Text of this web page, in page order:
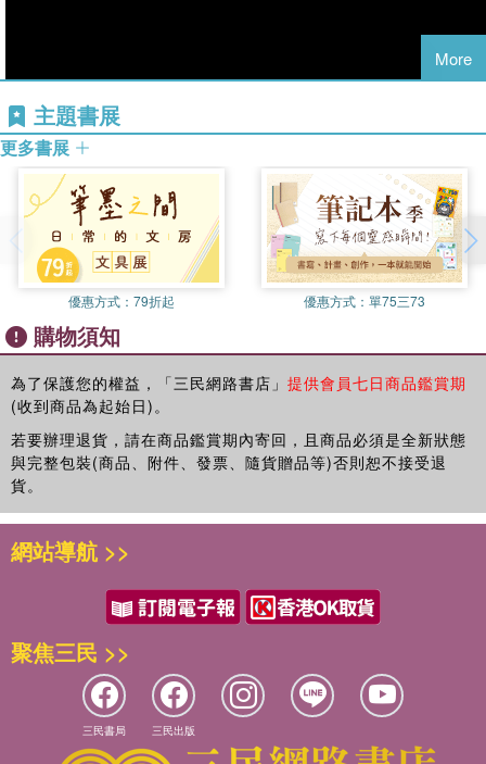
系列：For Kids
款式：繩畫
材質：和紙、膠
商品規格：15mm×7m
包裝規格：H15×W40mm(測量有±2mm誤差值)
數量：1入
產地：日本
適用年齡：九歲以上
用途：個人DIY、美術教材、家居裝飾、商場及會場布置
More
主題書展
更多書展
優惠方式： 79折起 優惠方式： 單75三73
購物須知
為了保護您的權益，「三民網路書店」 提供會員七日商品鑑賞期
(收到商品為起始日)。
若要辦理退貨，請在商品鑑賞期內寄回，且商品必須是全新狀態
與完整包裝(商品、附件、發票、隨貨贈品等)否則恕不接受退
貨。
網站導航 >>
聚焦三民 >>
三民書局 三民出版